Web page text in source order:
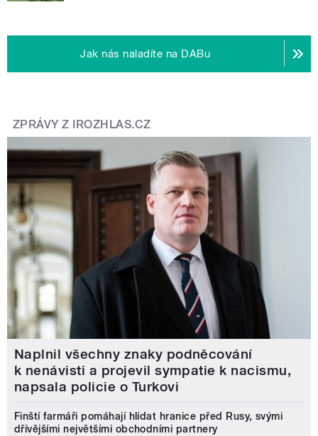
Jak nás naladíte na DABu
ZPRÁVY Z IROZHLAS.CZ
Naplnil všechny znaky podněcování
k nenávisti a projevil sympatie k nacismu,
napsala policie o Turkovi
Finští farmáři pomáhají hlídat hranice před Rusy, svými
dřívějšími největšími obchodními partnery